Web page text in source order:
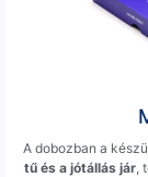
A dobozban a
tű és a jótállás jár